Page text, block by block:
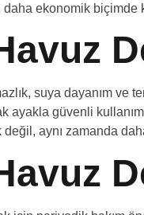
ekonomik biçimde
suya dayanım ve
ayakla güvenli
değil, aynı zamanda